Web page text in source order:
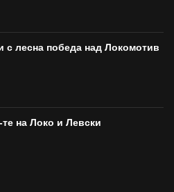
с лесна победа над Локомотив
те на Локо и Левски